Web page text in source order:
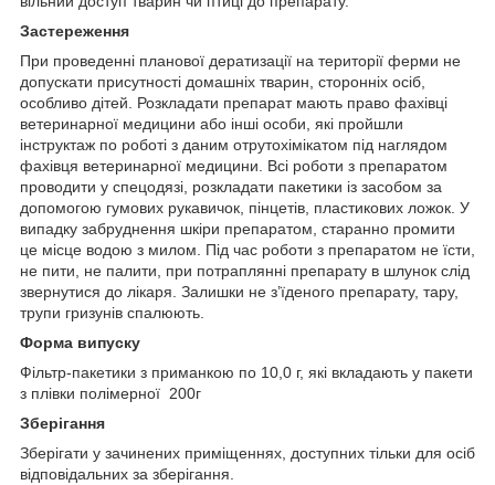
Застереження
При проведенні планової дератизації на території ферми не
допускати присутності домашніх тварин, сторонніх осіб,
особливо дітей. Розкладати препарат мають право фахівці
ветеринарної медицини або інші особи, які пройшли
інструктаж по роботі з даним отрутохімікатом під наглядом
фахівця ветеринарної медицини. Всі роботи з препаратом
проводити у спецодязі, розкладати пакетики із засобом за
допомогою гумових рукавичок, пінцетів, пластикових ложок. У
випадку забруднення шкіри препаратом, старанно промити
це місце водою з милом. Під час роботи з препаратом не їсти,
не пити, не палити, при потраплянні препарату в шлунок слід
звернутися до лікаря. Залишки не з’їденого препарату, тару,
трупи гризунів спалюють.
Форма випуску
Фільтр-пакетики з приманкою по 10,0 г, які вкладають у пакети
з плівки полімерної 200г
Зберігання
Зберігати у зачинених приміщеннях, доступних тільки для осіб
відповідальних за зберігання.